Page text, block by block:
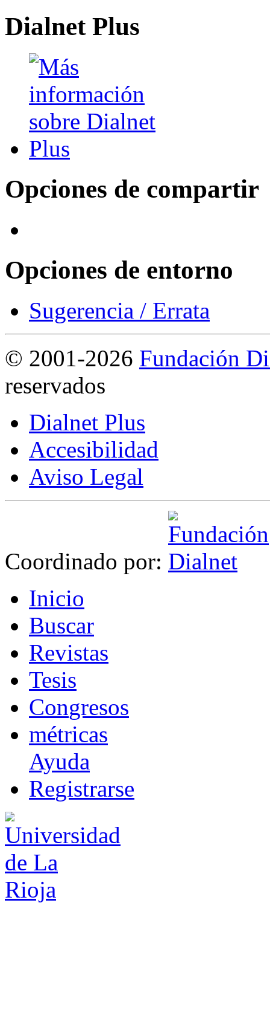
Dialnet Plus
Opciones de compartir
Opciones de entorno
Sugerencia / Errata
© 2001-2026 Fundación
reservados
Dialnet Plus
Accesibilidad
Aviso Legal
Coordinado por:
Inicio
Buscar
Revistas
Tesis
Congresos
métricas
Ayuda
Registrarse